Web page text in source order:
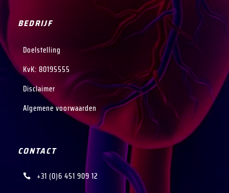
BEDRIJF
Doelstelling
KvK: 80195555
Disclaimer
Algemene voorwaarden
CONTACT
 +31 (0)6 451 909 12